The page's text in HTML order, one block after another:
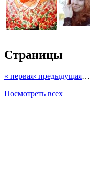
Страницы
« первая‹ предыдущая…
Посмотреть всех